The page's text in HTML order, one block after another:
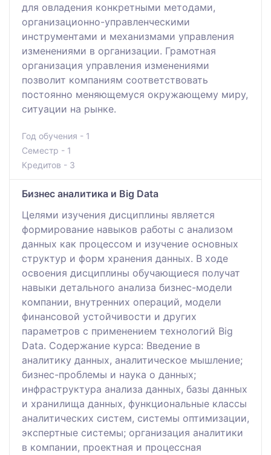
для овладения конкретными методами,
организационно-управленческими
инструментами и механизмами управления
изменениями в организации. Грамотная
организация управления изменениями
позволит компаниям соответствовать
постоянно меняющемуся окружающему миру,
ситуации на рынке.
Год обучения - 1
Семестр - 1
Кредитов - 3
Бизнес аналитика и Big Data
Целями изучения дисциплины является
формирование навыков работы с анализом
данных как процессом и изучение основных
структур и форм хранения данных. В ходе
освоения дисциплины обучающиеся получат
навыки детального анализа бизнес-модели
компании, внутренних операций, модели
финансовой устойчивости и других
параметров с применением технологий Big
Data. Содержание курса: Введение в
аналитику данных, аналитическое мышление;
бизнес-проблемы и наука о данных;
инфраструктура анализа данных, базы данных
и хранилища данных, функциональные классы
аналитических систем, системы оптимизации,
экспертные системы; организация аналитики
в компании, проектная и процессная